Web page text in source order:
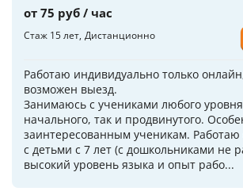
от 75 руб / час
Стаж 15 лет Дистанционно
Работаю индивидуально только
возможен выезд.
Занимаюсь с учениками любого
начального, так и продвинутого.
заинтересованным ученикам.
с детьми с 7 лет (с дошкольниками не
высокий уровень языка и опыт рабо...